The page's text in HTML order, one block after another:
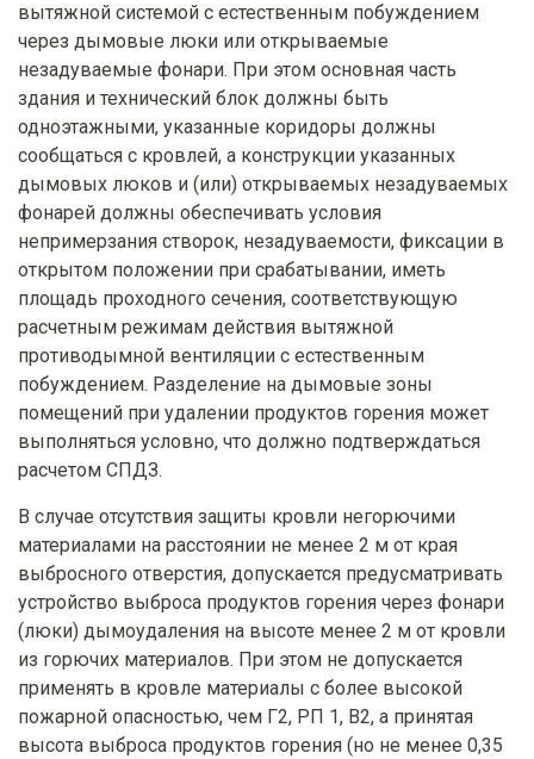
вытяжной системой с естественным побуждением
через дымовые люки или открываемые
незадуваемые фонари. При этом основная часть
здания и технический блок должны быть
одноэтажными, указанные коридоры должны
сообщаться с кровлей, а конструкции указанных
дымовых люков и (или) открываемых незадуваемых
фонарей должны обеспечивать условия
непримерзания створок, незадуваемости, фиксации в
открытом положении при срабатывании, иметь
площадь проходного сечения, соответствующую
расчетным режимам действия вытяжной
противодымной вентиляции с естественным
побуждением. Разделение на дымовые зоны
помещений при удалении продуктов горения может
выполняться условно, что должно подтверждаться
расчетом СПДЗ.
В случае отсутствия защиты кровли негорючими
материалами на расстоянии не менее 2 м от края
выбросного отверстия, допускается предусматривать
устройство выброса продуктов горения через фонари
(люки) дымоудаления на высоте менее 2 м от кровли
из горючих материалов. При этом не допускается
применять в кровле материалы с более высокой
пожарной опасностью, чем Г2, РП 1, В2, а принятая
высота выброса продуктов горения (но не менее 0,35